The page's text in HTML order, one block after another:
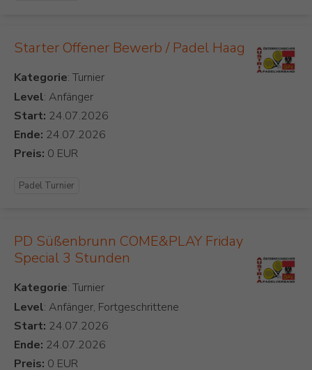
Starter Offener Bewerb / Padel Haag
Kategorie
Level: Anfänger
Start:
Ende:
Preis:
Padel Turnier
PD Süßenbrunn COME&PLAY Friday
Special 3 Stunden
Kategorie
Level: Anfänger, Fortgeschrittene
Start:
Ende:
Preis: